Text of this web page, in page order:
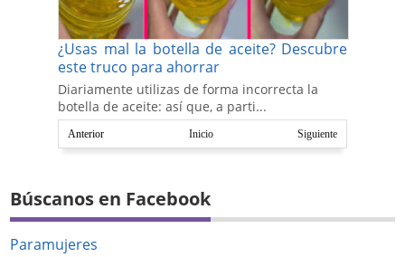
¿Usas mal la botella de aceite? Descubre
este truco para ahorrar
Diariamente utilizas de forma incorrecta la
botella de aceite: así que, a parti...
Anterior Siguiente
Inicio
Búscanos en Facebook
Paramujeres